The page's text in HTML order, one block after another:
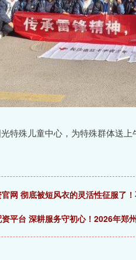
特殊儿童中心，为特殊群体送
网 彻底被短风衣的灵活性征服了
平台 深耕服务守初心！2026年郑